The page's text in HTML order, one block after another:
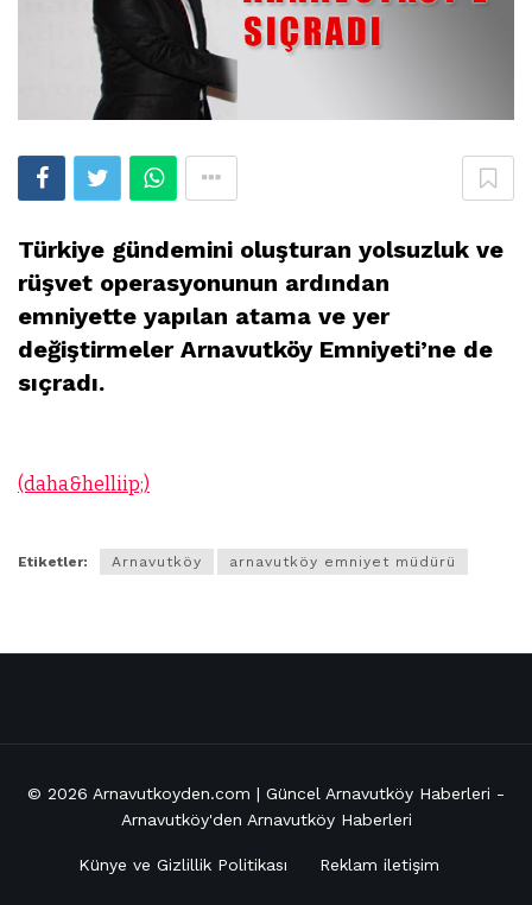
Türkiye gündemini oluşturan yolsuzluk ve
rüşvet operasyonunun ardından
emniyette yapılan atama ve yer
değiştirmeler Arnavutköy Emniyeti’ne de
sıçradı.
(daha&helliip;)
Etiketler: Arnavutköy arnavutköy emniyet müdürü
© 2026 Arnavutkoyden.com | Güncel Arnavutköy Haberleri -
Arnavutköy'den Arnavutköy Haberleri
Künye ve Gizlillik Politikası Reklam iletişim